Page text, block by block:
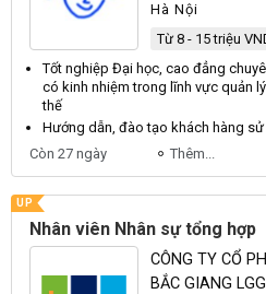
Hà Nội
Từ 8 - 15 triệu
Tốt nghiệp Đại học, cao đẳng
có kinh nhiệm trong lĩnh vực quản
thế
Hướng dẫn, đào tạo khách hàng sử
Còn 27 ngày
Thêm...
UP
Nhân viên Nhân sự tổng hợp
CÔNG TY CỔ
BẮC GIANG LGG